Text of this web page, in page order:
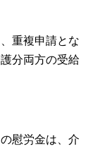
重複申請とな
分両方の受給
慰労金は、介